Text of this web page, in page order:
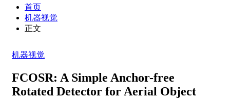
首页
机器视觉
正文
机器视觉
FCOSR: A Simple Anchor-free
Rotated Detector for Aerial Object